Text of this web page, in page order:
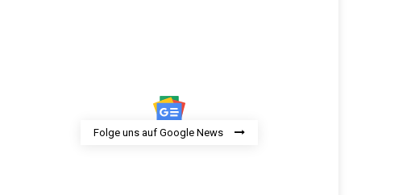
Folge uns auf Google News